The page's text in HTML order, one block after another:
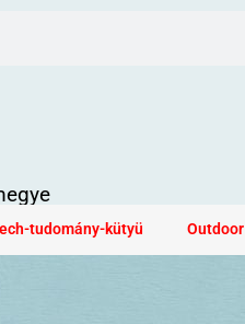
tudomány-kütyü Outdoor